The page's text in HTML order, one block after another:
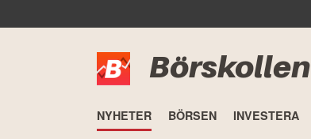
Börskollen
NYHETER BÖRSEN INVESTERA